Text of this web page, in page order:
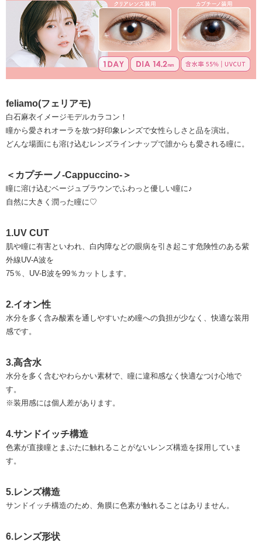
feliamo(フェリアモ)
白石麻衣イメージモデルカラコン！
瞳から愛されオーラを放つ好印象レンズで女性らしさと品を演出。
どんな場面にも溶け込むレンズラインナップで誰からも愛される瞳に。
＜カプチーノ-Cappuccino-＞
瞳に溶け込むベージュブラウンでふわっと優しい瞳に♪
自然に大きく潤った瞳に♡
1.UV CUT
肌や瞳に有害といわれ、白内障などの眼病を引き起こす危険性のある紫
外線UV-A波を
75％、UV-B波を99％カットします。
2.イオン性
水分を多く含み酸素を通しやすいため瞳への負担が少なく、快適な装用
感です。
3.高含水
水分を多く含むやわらかい素材で、瞳に違和感なく快適なつけ心地で
す。
※装用感には個人差があります。
4.サンドイッチ構造
色素が直接瞳とまぶたに触れることがないレンズ構造を採用していま
す。
5.レンズ構造
サンドイッチ構造のため、角膜に色素が触れることはありません。
6.レンズ形状